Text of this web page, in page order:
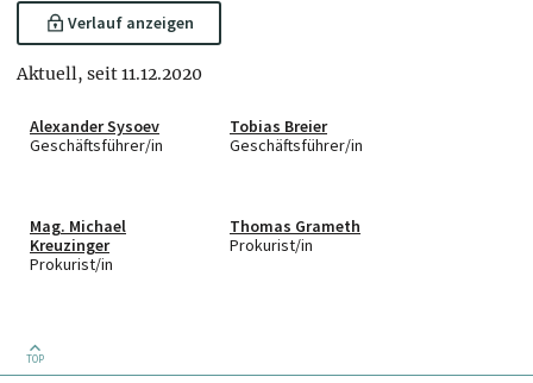
Verlauf anzeigen
Aktuell, seit 11.12.2020
Alexander Sysoev
Geschäftsführer/in
Tobias Breier
Geschäftsführer/in
Mag. Michael
Kreuzinger
Prokurist/in
Thomas Grameth
Prokurist/in
TOP